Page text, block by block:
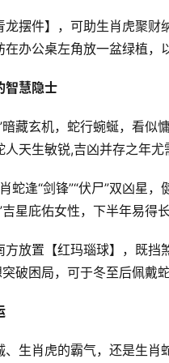
摆件】，可助生肖虎聚财
在办公桌左角放一盆绿植，
智慧隐士
暗藏玄机，蛇行蜿蜒，看似
人天生敏锐,吉凶并存之年尤
蛇逢“剑锋”“伏尸”双凶星
星庇佑女性，下半年易得
放置【红玛瑙球】，既挡
破困局，可于冬至后佩戴
、生肖虎的霸气，还是生